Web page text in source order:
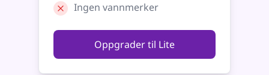
Ingen vannmerker
Oppgrader til Lite